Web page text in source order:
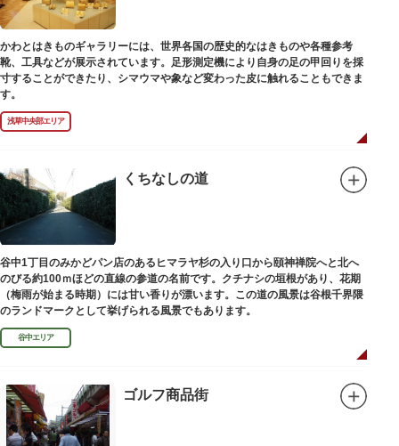
かわとはきものギャラリーには、世界各国の歴史的なはきものや各種参考
靴、工具などが展示されています。足形測定機により自身の足の甲回りを採
寸することができたり、シマウマや象など変わった皮に触れることもできま
す。
浅草中央部エリア
くちなしの道
谷中1丁目のみかどパン店のあるヒマラヤ杉の入り口から頤神禅院へと北へ
のびる約100ｍほどの直線の参道の名前です。クチナシの垣根があり、花期
（梅雨が始まる時期）には甘い香りが漂います。この道の風景は谷根千界隈
のランドマークとして挙げられる風景でもあります。
谷中エリア
ゴルフ商品街